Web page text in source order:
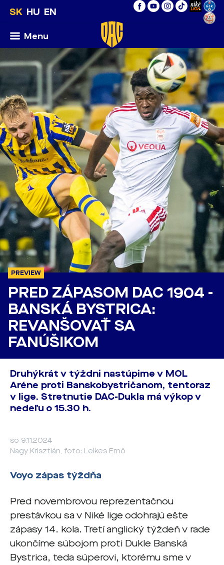
SK HU EN
Menu
PREVIEW
PRED ZÁPASOM DAC 1904 -
BANSKÁ BYSTRICA:
REVANŠOVAŤ SA
FANÚŠIKOM
Druhýkrát v týždni nastúpime v MOL
Aréne proti Banskobystričanom, tentoraz
v lige. Stretnutie DAC-Dukla má výkop v
nedeľu o 15.30 h.
so 9.11.2024
Nagy Krisztián, foto: Lelkes Ernő
Voyo zápas týždňa
Pred novembrovou reprezentačnou
prestávkou sa v Niké lige odohrajú ešte
zápasy 14. kola. Tretí anglický týždeň v rade
ukončíme súbojom proti Dukle Banská
Bystrica, teda súperovi, ktorému sme v